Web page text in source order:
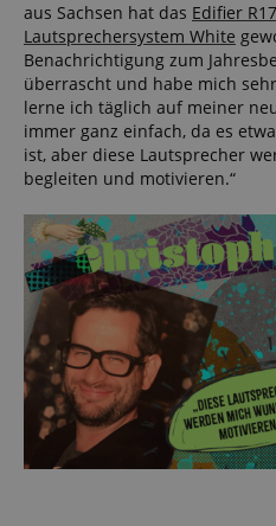
aus Sachsen hat das Edifier
Lautsprechersystem White
Benachrichtigung zum
überrascht und habe mich
lerne ich täglich auf meiner
immer ganz einfach, da es
ist, aber diese Lautsprecher
begleiten und motivieren.“
Statistik
Statistik-Cookies werden
wie Besucher die Website
Cookies. Diese Cookies
werden, um einen
identifizieren.
Cookie
Anbieter /
Domain
zoovu-
vid-
91347
www.kirstein.at